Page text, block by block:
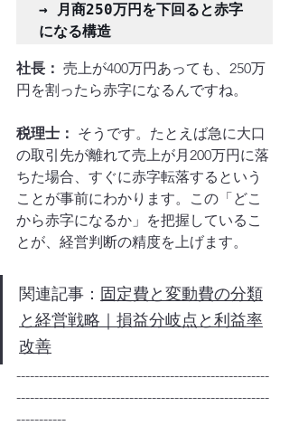
→ 月商250万円を下回ると赤字
社長： 売上が400万円あっても、250万
円を割ったら赤字になるんですね。
税理士： そうです。たとえば急に大口
の取引先が離れて売上が月200万円に落
ちた場合、すぐに赤字転落するという
ことが事前にわかります。この「どこ
から赤字になるか」を把握しているこ
とが、経営判断の精度を上げます。
関連記事： 固定費と変動費の分類
と経営戦略｜損益分岐点と利益率
改善
--------------------------------------------------------
--------------------------------------------------------
-----------